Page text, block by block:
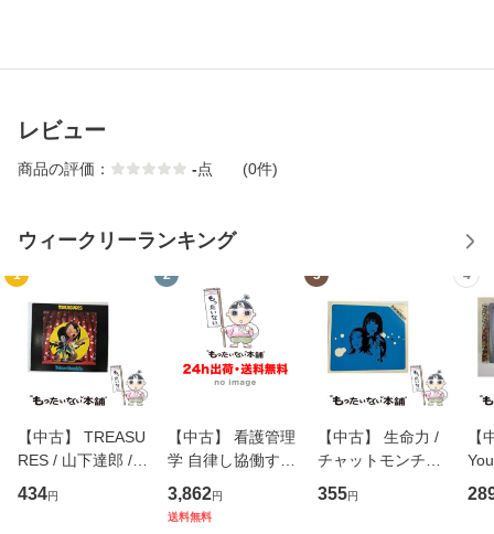
レビュー
商品の評価： -点 (0件)
ウィークリーランキング
1
【中古】 TREASU
RES / 山下達郎 /
イーストウエス
ト・ジャパン [CD]
434円
2
【中古】 看護管理
学 自律し協働する
専門職の看護マネ
ジメントスキル 改
3,862円
送料無料
3
【中古】 生命力 /
チャットモンチー /
キューンレコード
[CD]【メール便送
355円
4
【
のが